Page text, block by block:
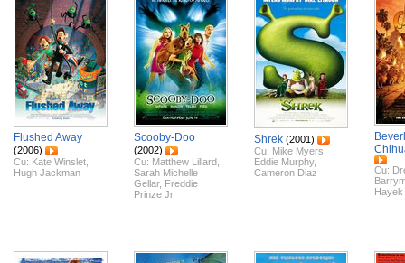
Flushed Away
(2006)
Cu: Kate Winslet
Hugh Jackman
Scooby-Doo
(2002)
Cu: Matthew Lillard
Sarah Michelle
Gellar, Freddie
Prinze Jr.
Shrek (2001)
Cu: Mike Myers
Eddie Murphy,
Cameron Diaz
Cu:
Hayek